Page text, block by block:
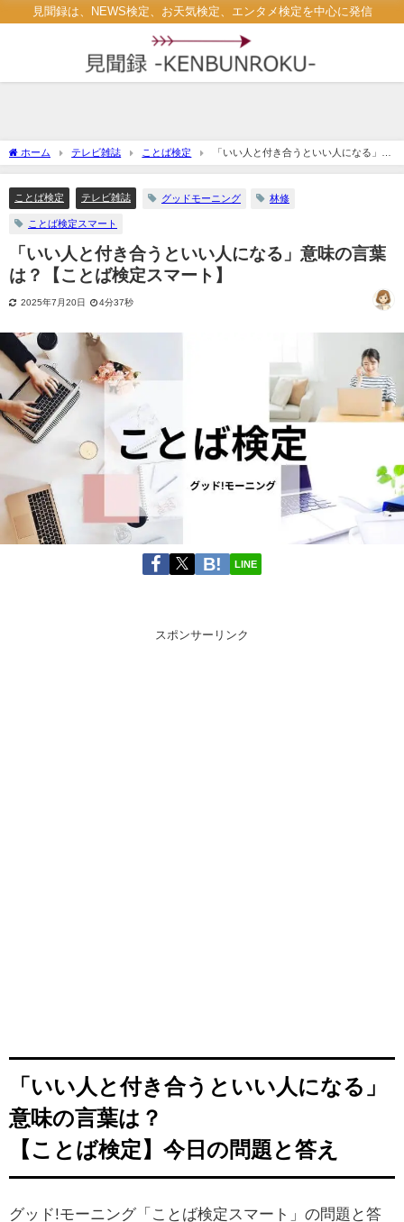
見聞録は、NEWS検定、お天気検定、エンタメ検定を中心に発信
ホーム テレビ雑誌 ことば検定
「いい人と付き合うといい人になる」意
味の言葉は？【ことば検定スマート】
ことば検定 テレビ雑誌 グッドモーニング 林修
ことば検定スマート
「いい人と付き合うといい人になる」意味の言葉
は？【ことば検定スマート】
2025年7月20日 4分37秒
LINE
スポンサーリンク
「いい人と付き合うといい人になる」
意味の言葉は？
【ことば検定】今日の問題と答え
グッド!モーニング「ことば検定スマート」の問題と答